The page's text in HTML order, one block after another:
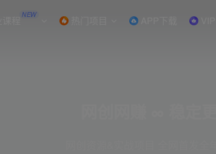
程 NEW 热门项目 APP下载 VIP